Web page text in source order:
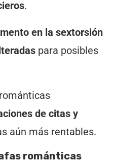
.
en la sextorsión
para posibles
de citas y
aún más rentables.
románticas